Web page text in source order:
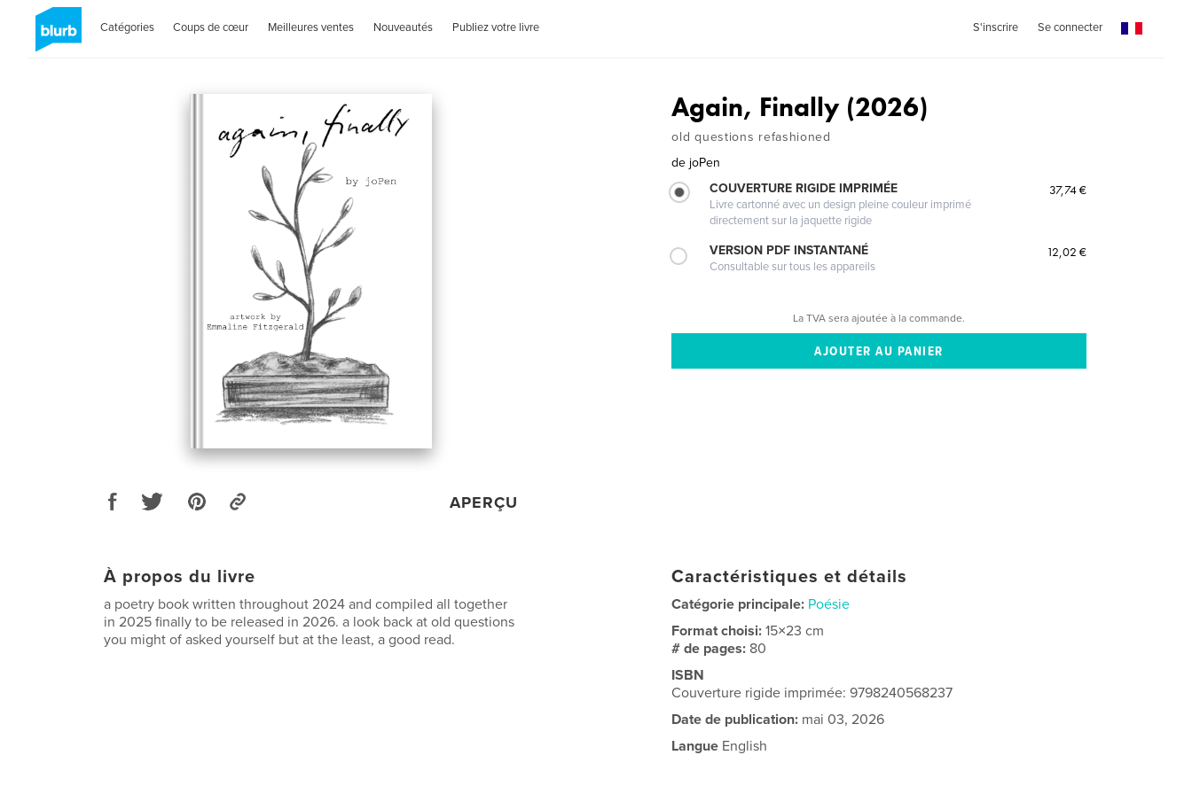
Catégories Coups de cœur Meilleures ventes Nouveautés Publiez votre livre S'inscrire Se connecter
APERÇU
Again, Finally (2026)
old questions refashioned
de joPen
COUVERTURE RIGIDE IMPRIMÉE
Livre cartonné avec un design pleine couleur imprimé
directement sur la jaquette rigide
37,74 €
VERSION PDF INSTANTANÉ
Consultable sur tous les appareils
12,02 €
La TVA sera ajoutée à la commande.
À propos du livre
a poetry book written throughout 2024 and compiled all together
in 2025 finally to be released in 2026. a look back at old questions
you might of asked yourself but at the least, a good read.
Caractéristiques et détails
Catégorie principale: Poésie
Format choisi:15×23 cm
# de pages: 80
ISBN
Couverture rigide imprimée: 9798240568237
Date de publication: mai 03, 2026
Langue English